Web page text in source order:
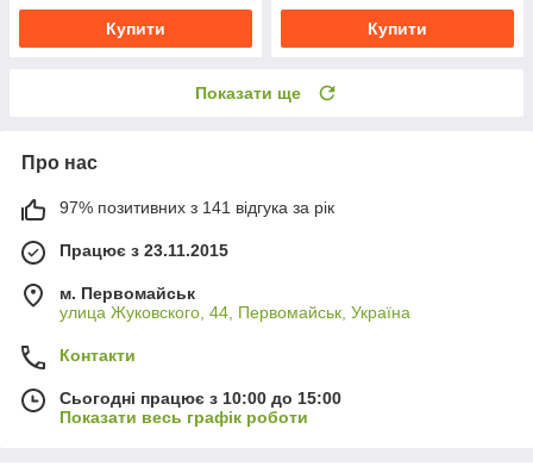
Купити Купити
Показати ще
Про нас
97% позитивних з 141 відгука за рік
Працює з 23.11.2015
м. Первомайськ
улица Жуковского, 44, Первомайськ, Україна
Контакти
Сьогодні працює з 10:00 до 15:00
Показати весь графік роботи